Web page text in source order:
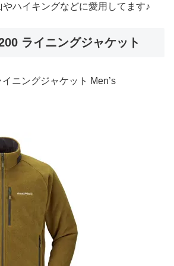
ハイキングなどに愛用してます♪
ライニングジャケット
ニングジャケット Men’s